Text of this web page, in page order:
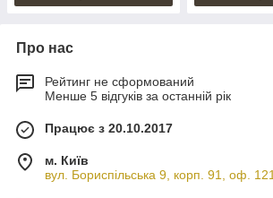
Про нас
Рейтинг не сформований
Менше 5 відгуків за останній рік
Працює з 20.10.2017
м. Київ
вул. Бориспільська 9, корп. 91, оф.